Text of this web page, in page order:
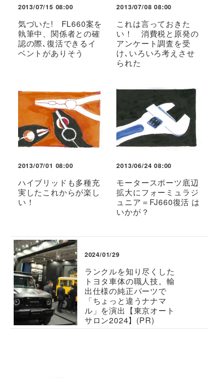
2013/07/15 08:00
気づいた! FL660案を
執筆中、関係者との確
認の際､復活できるイ
ベントがありそう
2013/07/08 08:00
これは言っておきた
い！ 消費税と原発の
アンケート調査を受
け､いろいろ考えさせ
られた
2013/07/01 08:00
ハイブリッドも多種充
実したこれからが楽し
い！
2013/06/24 08:00
モータースポーツ底辺
拡大にフォーミュラジ
ュニア＝FJ660復活 は
いかが？
2024/01/29
ランクルを知り尽くした
トヨタ車体の職人技。輸
出仕様の純正パーツで
「ちょっと違うナナマ
ル」を演出【東京オート
サロン2024】(PR)